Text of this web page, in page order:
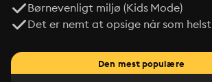
Børnevenligt miljø (Kids Mode)
Det er nemt at opsige når som helst
Den mest populære